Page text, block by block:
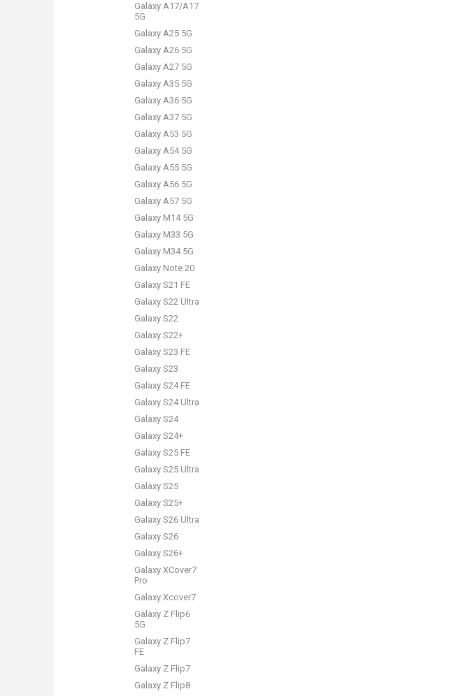
Galaxy A17/A17
5G
Galaxy A25 5G
Galaxy A26 5G
Galaxy A27 5G
Galaxy A35 5G
Galaxy A36 5G
Galaxy A37 5G
Galaxy A53 5G
Galaxy A54 5G
Galaxy A55 5G
Galaxy A56 5G
Galaxy A57 5G
Galaxy M14 5G
Galaxy M33 5G
Galaxy M34 5G
Galaxy Note 20
Galaxy S21 FE
Galaxy S22 Ultra
Galaxy S22
Galaxy S22+
Galaxy S23 FE
Galaxy S23
Galaxy S24 FE
Galaxy S24 Ultra
Galaxy S24
Galaxy S24+
Galaxy S25 FE
Galaxy S25 Ultra
Galaxy S25
Galaxy S25+
Galaxy S26 Ultra
Galaxy S26
Galaxy S26+
Galaxy XCover7
Pro
Galaxy Xcover7
Galaxy Z Flip6
5G
Galaxy Z Flip7
FE
Galaxy Z Flip7
Galaxy Z Flip8